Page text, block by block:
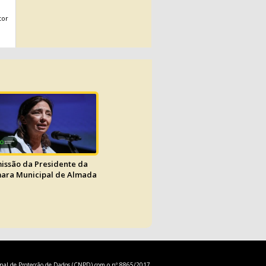
da Presidente da
Municipal de Almada